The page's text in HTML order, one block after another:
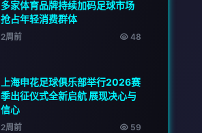
多家体育品牌持续加码足球市场
抢占年轻消费群体
2周前 48
上海申花足球俱乐部举行2026赛
季出征仪式全新启航 展现决心与
信心
2周前 59